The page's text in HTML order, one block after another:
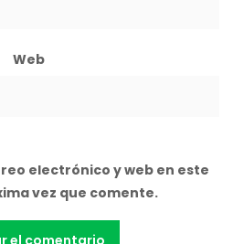
Web
electrónico y web en este
vez que comente.